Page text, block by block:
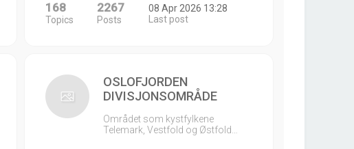
168
Topics
2267
Posts
08 Apr 2026 13:28
Last post
OSLOFJORDEN
DIVISJONSOMRÅDE
Området som kystfylkene
Telemark, Vestfold og Østfold…